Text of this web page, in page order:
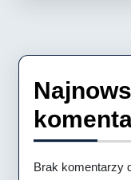
Brak komentarzy